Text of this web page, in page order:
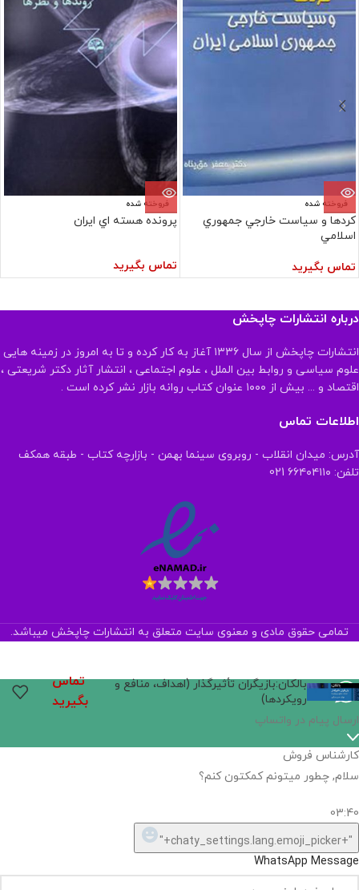
فروخته شده
کردها و سياست‏ خارجي‏ جمهوري‏
اسلامي‏
تماس بگیرید
فروخته شده
پرونده‏ هسته‏ اي‏ ايران‏
تماس بگیرید
درباره انتشارات چاپخش
انتشارات چاپخش از سال ۱۳۳۶ آغاز به کار کرده و تا به امروز در زمینه هایی
علوم سیاسی و روابط بین الملل ، علوم اجتماعی ، انتشار آثار دکتر شریعتی ،
اقتصاد و ... بیش از ۱۰۰۰ عنوان کتاب روانه بازار نشر کرده است .
اطلاعات تماس
آدرس: میدان انقلاب - روبروی سینما بهمن - بازارچه کتاب - طبقه همکف
تلفن: ۶۶۴۰۴۱۱۰ 021
تمامی حقوق مادی و معنوی سایت متعلق به انتشارات چاپخش میباشد.
بالکان:بازیگران تأثیرگذار (اهداف، منافع و
رویکردها)
تماس
بگیرید
ارسال پیام در واتساپ
کارشناس فروش
سلام, چطور میتونم کمکتون کنم؟
03:40
"+chaty_settings.lang.emoji_picker+"
WhatsApp Message